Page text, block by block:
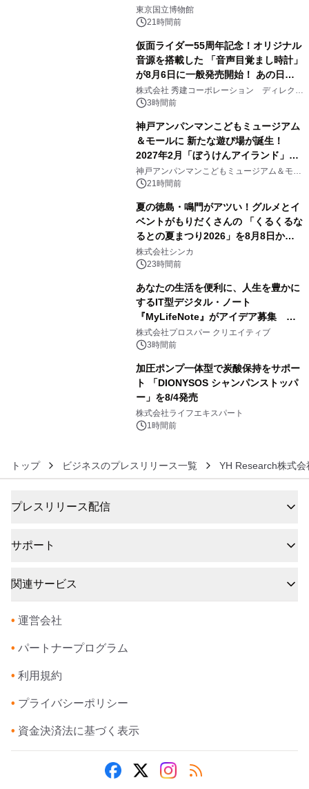
東京国立博物館
21時間前
仮面ライダー55周年記念！オリジナル
音源を搭載した 「音声目覚まし時計」
が8月6日に一般発売開始！ あの日の
大興奮が今甦る
株式会社 秀建コーポレーション ディレクト
アートギャラリー
3時間前
神戸アンパンマンこどもミュージアム
＆モールに 新たな遊び場が誕生！
2027年2月「ぼうけんアイランド」が
オープン
神戸アンパンマンこどもミュージアム＆モー
ル 21時間前
夏の徳島・鳴門がアツい！グルメとイ
ベントがもりだくさんの 「くるくるな
るとの夏まつり2026」を8月8日から9
日間開催 ～夏限定メニューや大抽選
会、大学芋スティックの振る舞いも～
株式会社シンカ
23時間前
あなたの生活を便利に、人生を豊かに
するIT型デジタル・ノート
『MyLifeNote』がアイデア募集 優
秀賞100名に1年間無償試用
株式会社プロスパー クリエイティブ
3時間前
加圧ポンプ一体型で炭酸保持をサポー
ト 「DIONYSOS シャンパンストッパ
ー」を8/4発売
株式会社ライフエキスパート
1時間前
トップ ビジネスのプレスリリース一覧 YH Research株式会
プレスリリース配信
サポート
関連サービス
• 運営会社
• パートナープログラム
• 利用規約
• プライバシーポリシー
• 資金決済法に基づく表示